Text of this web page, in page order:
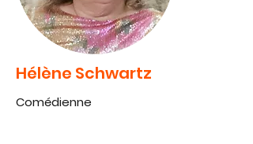
Hélène Schwartz
Comédienne